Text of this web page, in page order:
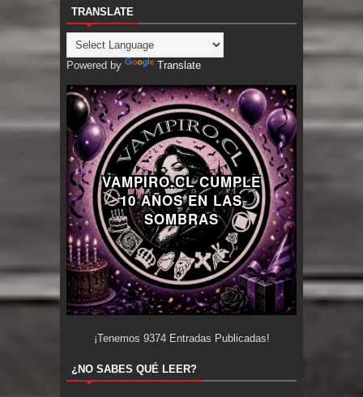
TRANSLATE
Powered by Translate
VAMPIRO.CL CUMPLE
10 AÑOS EN LAS
SOMBRAS
¡Tenemos 9374Entradas Publicadas!
¿NO SABES QUÉ LEER?